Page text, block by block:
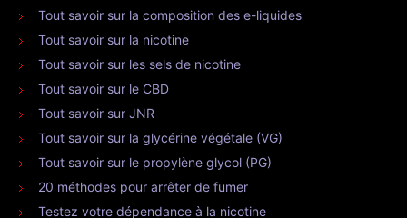
Tout savoir sur la composition des e-liquides
Tout savoir sur la nicotine
Tout savoir sur les sels de nicotine
Tout savoir sur le CBD
Tout savoir sur JNR
Tout savoir sur la glycérine végétale (VG)
Tout savoir sur le propylène glycol (PG)
20 méthodes pour arrêter de fumer
Testez votre dépendance à la nicotine